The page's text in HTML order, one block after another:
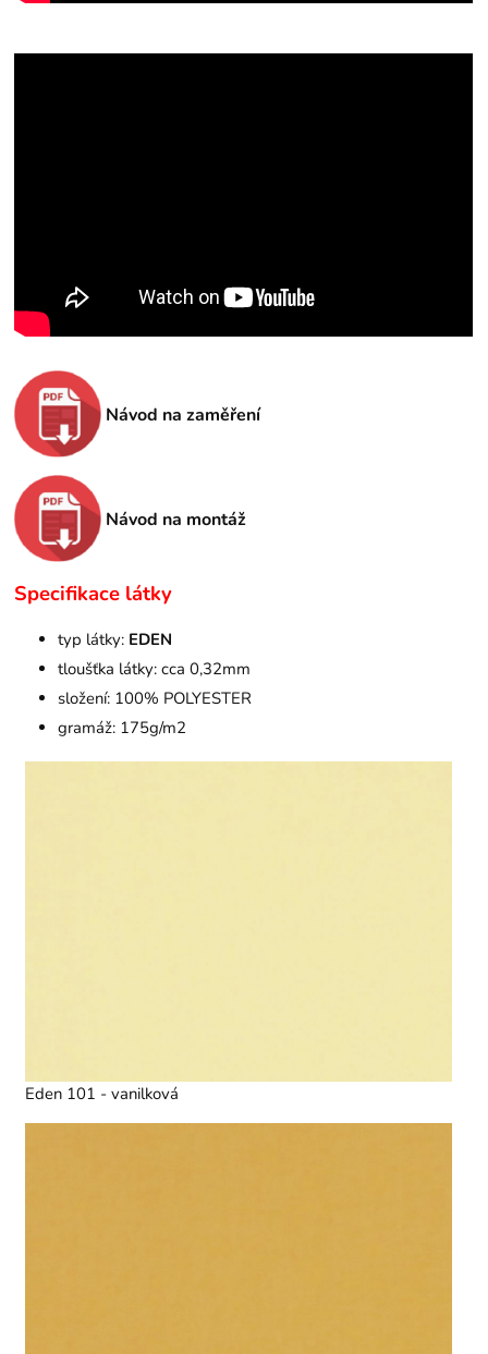
Návod na zaměření
Návod na montáž
Specifikace látky
typ látky: EDEN
tloušťka látky: cca 0,32mm
složení: 100% POLYESTER
gramáž: 175g/m2
Eden 101 - vanilková